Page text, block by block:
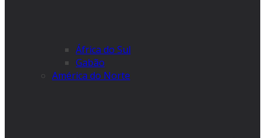
África do Sul
Gabão
América do Norte